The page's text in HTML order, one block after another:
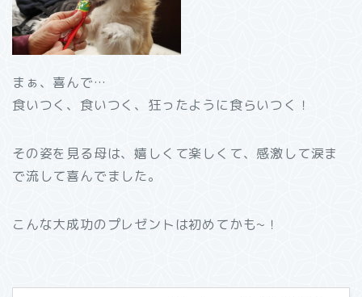
まぁ、喜んで…
食いつく、食いつく、狂ったように食らいつく！
その姿を見る母は、嬉しくて楽しくて、感激して涙ま
で流して喜んでました。
こんな大成功のプレゼントは初めてかも~！